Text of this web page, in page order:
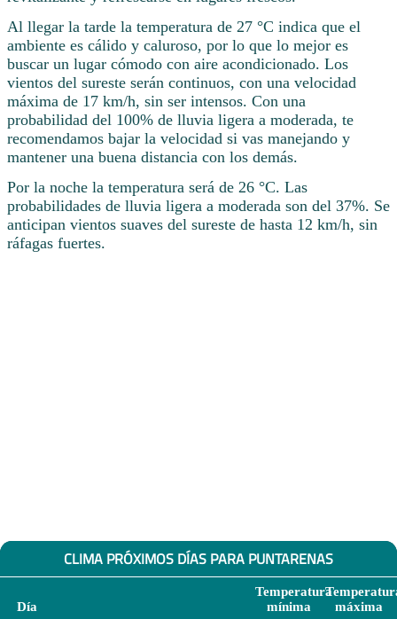
Al llegar la tarde la temperatura de 27 °C indica que el
ambiente es cálido y caluroso, por lo que lo mejor es
buscar un lugar cómodo con aire acondicionado. Los
vientos del sureste serán continuos, con una velocidad
máxima de 17 km/h, sin ser intensos. Con una
probabilidad del 100% de lluvia ligera a moderada, te
recomendamos bajar la velocidad si vas manejando y
mantener una buena distancia con los demás.
Por la noche la temperatura será de 26 °C. Las
probabilidades de lluvia ligera a moderada son del 37%. Se
anticipan vientos suaves del sureste de hasta 12 km/h, sin
ráfagas fuertes.
CLIMA PRÓXIMOS DÍAS PARA PUNTARENAS
Día
Temperatura
mínima
máxima